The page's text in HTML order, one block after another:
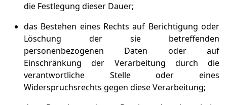
die Festlegung dieser Dauer;
das Bestehen eines Rechts auf Berichtigung oder
Löschung der sie betreffenden
personenbezogenen Daten oder auf
Einschränkung der Verarbeitung durch die
verantwortliche Stelle oder eines
Widerspruchsrechts gegen diese Verarbeitung;